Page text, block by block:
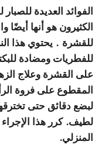
الفوائد العديدة
الكثيرون هو أنها أيضًا
للقشرة . يحتوي هذا
للفطريات ومضادة
على القشرة وعلاج
المقطوع على فروة
لبضع دقائق حتى
لطيف. كرر هذا الإجراء
المنزلي.